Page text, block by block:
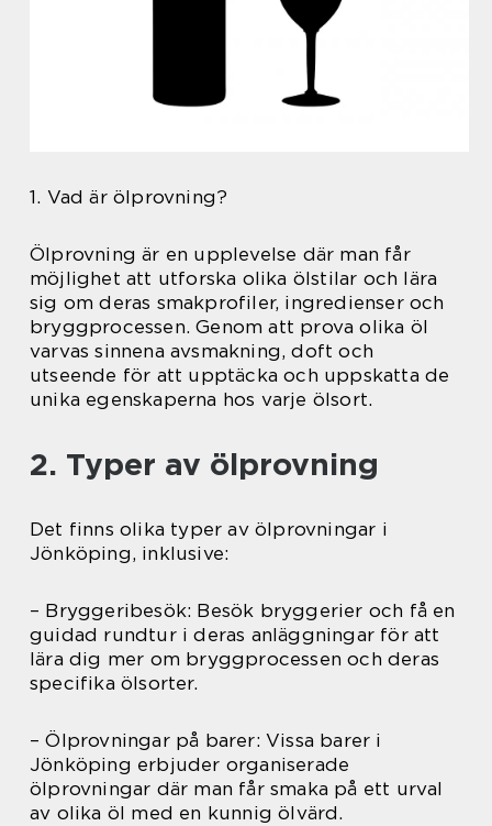
1. Vad är ölprovning?
Ölprovning är en upplevelse där man får
möjlighet att utforska olika ölstilar och lära
sig om deras smakprofiler, ingredienser och
bryggprocessen. Genom att prova olika öl
varvas sinnena avsmakning, doft och
utseende för att upptäcka och uppskatta de
unika egenskaperna hos varje ölsort.
2. Typer av ölprovning
Det finns olika typer av ölprovningar i
Jönköping, inklusive:
– Bryggeribesök: Besök bryggerier och få en
guidad rundtur i deras anläggningar för att
lära dig mer om bryggprocessen och deras
specifika ölsorter.
– Ölprovningar på barer: Vissa barer i
Jönköping erbjuder organiserade
ölprovningar där man får smaka på ett urval
av olika öl med en kunnig ölvärd.